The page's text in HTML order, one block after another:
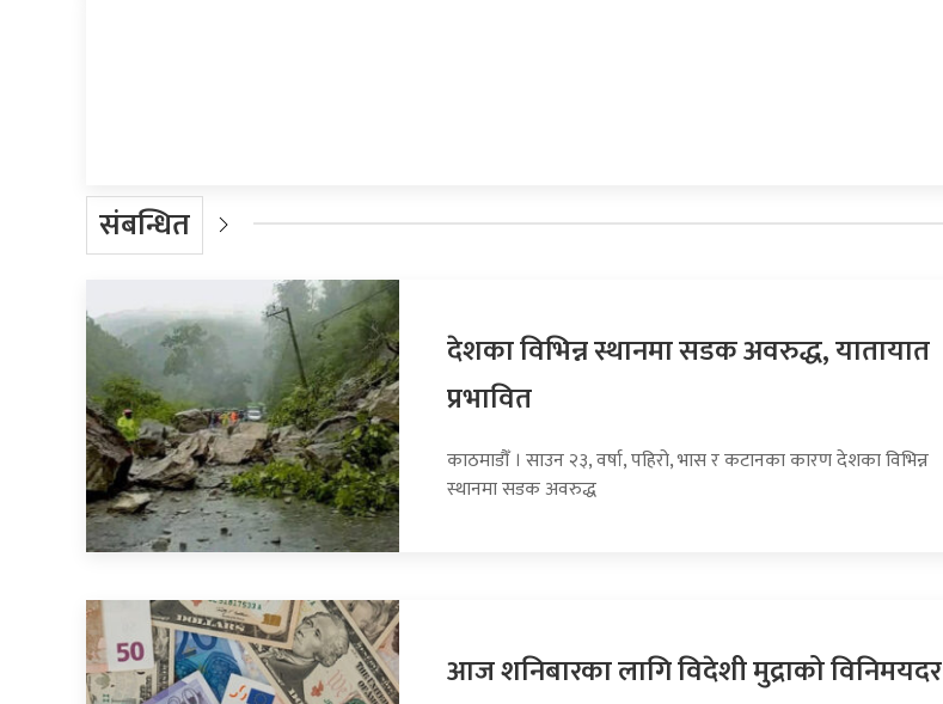
संबन्धित
देशका विभिन्न स्थानमा सडक अवरुद्ध, यातायात
प्रभावित
काठमाडौँ । साउन २३, वर्षा, पहिरो, भास र कटानका कारण देशका विभिन्न
स्थानमा सडक अवरुद्ध
आज शनिबारका लागि विदेशी मुद्राको विनिमयदर